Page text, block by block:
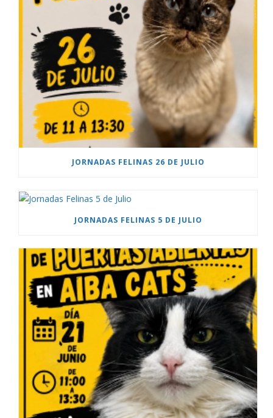
JORNADAS FELINAS 26 DE JULIO
JORNADAS FELINAS 5 DE JULIO